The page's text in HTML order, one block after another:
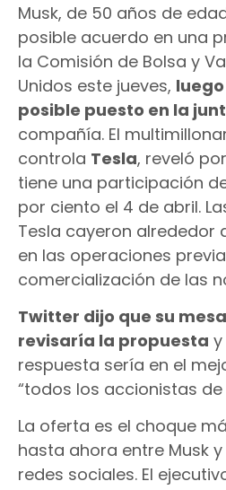
Musk, de 50 años de
posible acuerdo en una
la Comisión de Bolsa y
Unidos este jueves,
posible puesto en la
compañía. El
controla Tesla, reveló
tiene una participación
por ciento el 4 de abril.
Tesla cayeron alrededor
en las operaciones
comercialización de las
Twitter dijo que su
revisaría la propuesta
respuesta sería en el
“todos los accionistas de
La oferta es el choque
hasta ahora entre Musk
redes sociales. El